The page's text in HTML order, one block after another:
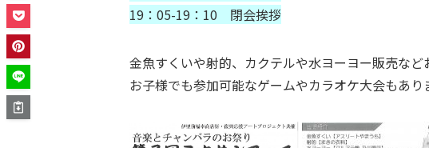
19：05-19：10 閉会挨拶
金魚すくいや射的、カクテルや水ヨーヨー販売など
お子様でも参加可能なゲームやカラオケ大会もあ